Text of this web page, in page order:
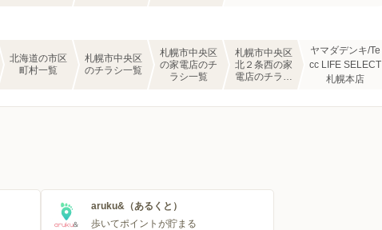
北海道の市区
町村一覧
札幌市中央区
のチラシ一覧
札幌市中央区
の家電店のチ
ラシ一覧
札幌市中央区
北２条西の家
電店のチラシ
ヤマダデンキ/Te
cc LIFE SELECT
札幌本店
aruku&（あるくと）
歩いてポイントが貯まる